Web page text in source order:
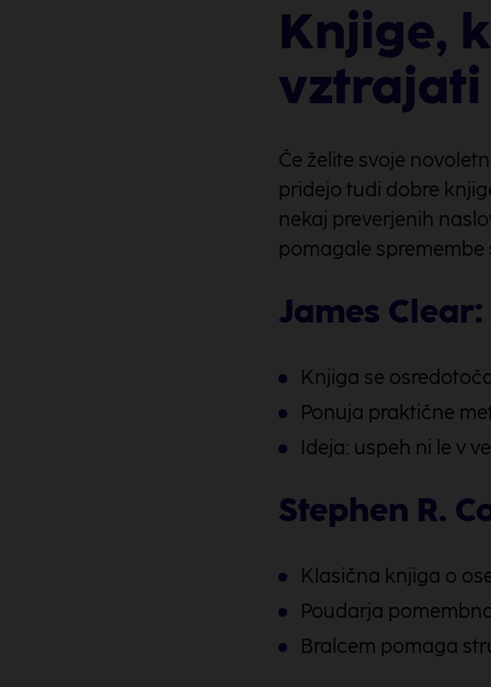
Knjige,
Če želite svoje
pridejo tudi dobre
nekaj preverjenih
pomagale
James
Knjiga se
Ponuja praktične
Ideja: uspeh ni le v
Stephen R.
Klasična knjiga o
Poudarja
Bralcem pomaga